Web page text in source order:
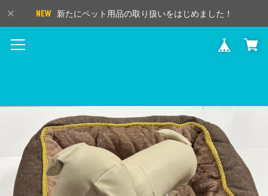
新たにペット用品の取り扱いをはじめました！